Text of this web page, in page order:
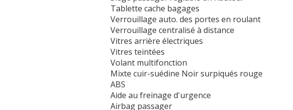
Tablette cache bagages
Verrouillage auto. des portes en roulant
Verrouillage centralisé à distance
Vitres arrière électriques
Vitres teintées
Volant multifonction
Mixte cuir-suédine Noir surpiqués rouge
ABS
Aide au freinage d'urgence
Airbag passager